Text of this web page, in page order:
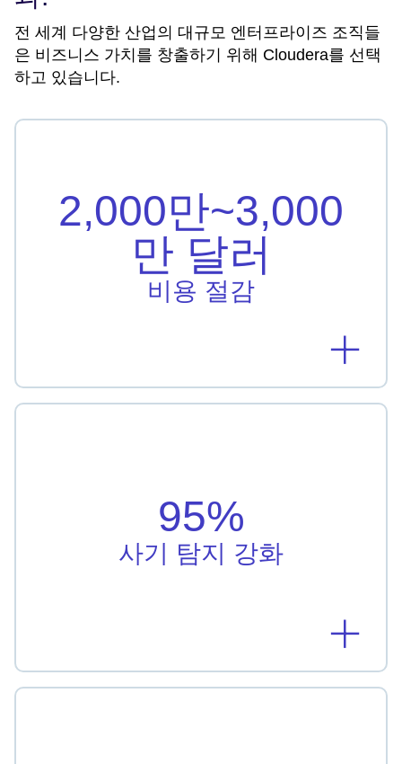
전 세계 다양한 산업의 대규모 엔터프라이즈 조직들
은 비즈니스 가치를 창출하기 위해 Cloudera를 선택
하고 있습니다.
Vodafone Idea는 하드웨어, 라이선스 및 인프라 비
용을 2,000만~3,000만 달러 절감했습니다.
자세히 알아보기
2,000만~3,000
만 달러
비용 절감
95%
사기 탐지 강화